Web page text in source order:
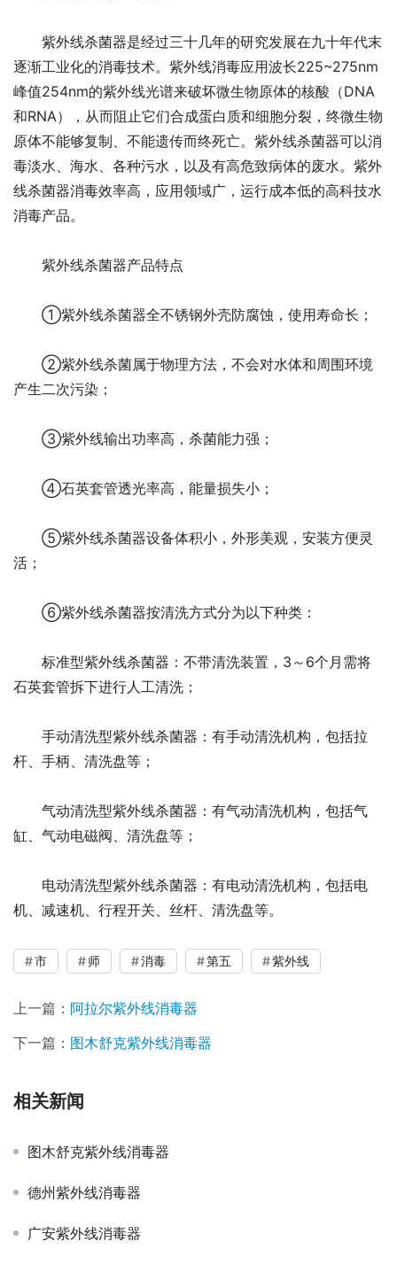
紫外线杀菌器是经过三十几年的研究发展在九十年代末
逐渐工业化的消毒技术。紫外线消毒应用波长225~275nm
峰值254nm的紫外线光谱来破坏微生物原体的核酸（DNA
和RNA），从而阻止它们合成蛋白质和细胞分裂，终微生物
原体不能够复制、不能遗传而终死亡。紫外线杀菌器可以消
毒淡水、海水、各种污水，以及有高危致病体的废水。紫外
线杀菌器消毒效率高，应用领域广，运行成本低的高科技水
消毒产品。
紫外线杀菌器产品特点
①紫外线杀菌器全不锈钢外壳防腐蚀，使用寿命长；
②紫外线杀菌属于物理方法，不会对水体和周围环境
产生二次污染；
③紫外线输出功率高，杀菌能力强；
④石英套管透光率高，能量损失小；
⑤紫外线杀菌器设备体积小，外形美观，安装方便灵
活；
⑥紫外线杀菌器按清洗方式分为以下种类：
标准型紫外线杀菌器：不带清洗装置，3～6个月需将
石英套管拆下进行人工清洗；
手动清洗型紫外线杀菌器：有手动清洗机构，包括拉
杆、手柄、清洗盘等；
气动清洗型紫外线杀菌器：有气动清洗机构，包括气
缸、气动电磁阀、清洗盘等；
电动清洗型紫外线杀菌器：有电动清洗机构，包括电
机、减速机、行程开关、丝杆、清洗盘等。
市 师 消毒 第五 紫外线
上一篇： 阿拉尔紫外线消毒器
下一篇： 图木舒克紫外线消毒器
相关新闻
图木舒克紫外线消毒器
德州紫外线消毒器
广安紫外线消毒器